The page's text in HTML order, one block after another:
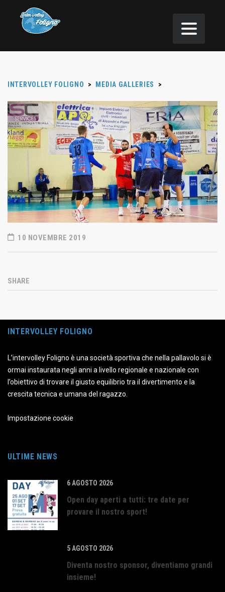
INTERVOLLEY FOLIGNO > MEDIA GALLERIES >
10 NOVEMBRE 2019
SHARE
INTERVOLLEY FOLIGNO
L’intervolley Foligno è una società sportiva che nella pallavolo si è
ormai instaurata negli anni a livello regionale e nazionale con
l’obiettivo di trovare il giusto equilibrio tra il divertimento e la
crescita tecnica e umana del ragazzo.
Impostazione cookie
ULTIME NEWS
6 AGOSTO 2026
Open day aperti a tutti: tre date per
provare il nostro sport!
5 AGOSTO 2026
Diventa nostro sponsor, diventiamo grandi
insieme!